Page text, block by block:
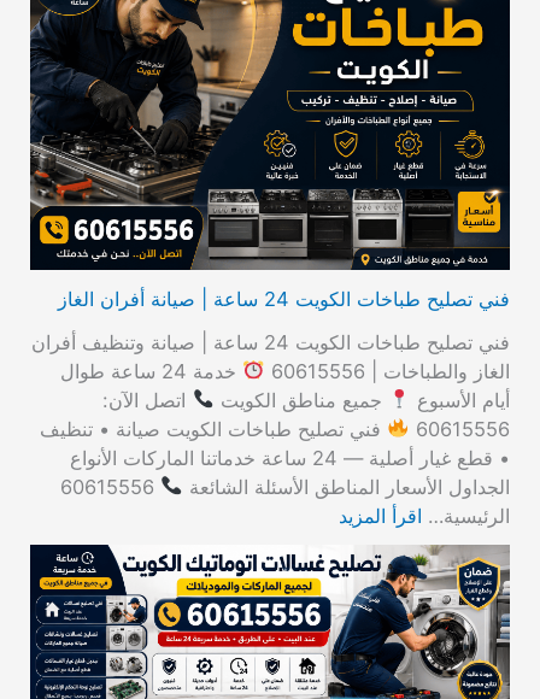
فني تصليح طباخات الكويت 24 ساعة | صيانة أفران الغاز
فني تصليح طباخات الكويت 24 ساعة | صيانة وتنظيف أفران
الغاز والطباخات | 60615556
خدمة 24 ساعة طوال
أيام الأسبوع
جميع مناطق الكويت
اتصل الآن:
60615556
فني تصليح طباخات الكويت صيانة • تنظيف
• قطع غيار أصلية — 24 ساعة خدماتنا الماركات الأنواع
الجداول الأسعار المناطق الأسئلة الشائعة
60615556
الرئيسية… اقرأ المزيد